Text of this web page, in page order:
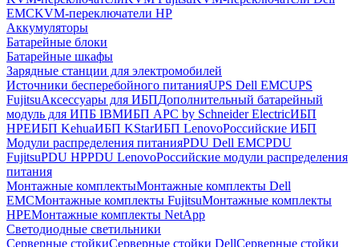
EMCKVM-переключатели HP
Аккумуляторы
Батарейные блоки
Батарейные шкафы
Зарядные станции для электромобилей
Источники бесперебойного питанияUPS Dell EMCUPS
FujitsuАксессуары для ИБПДополнительный батарейный
модуль для ИПБ IBMИБП APC by Schneider ElectricИБП
HPEИБП KehuaИБП KStarИБП LenovoРоссийские ИБП
Модули распределения питанияPDU Dell EMCPDU
FujitsuPDU HPPDU LenovoРоссийские модули распределения
питания
Монтажные комплектыМонтажные комплекты Dell
EMCМонтажные комплекты FujitsuМонтажные комплекты
HPEМонтажные комплекты NetApp
Светодиодные светильники
Серверные стойкиСерверные стойки DellСерверные стойки